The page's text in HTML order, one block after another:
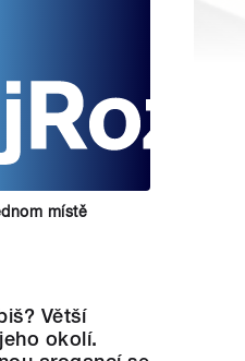
místě
Větší
okolí.